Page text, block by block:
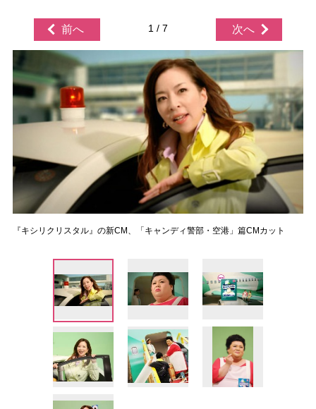
前へ 1 / 7 次へ
『キシリクリスタル』の新CM、「キャンディ警部・空港」篇CMカット